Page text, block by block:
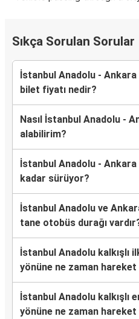
Sıkça Sorulan Sorular
İstanbul Anadolu -
bilet fiyatı nedir?
Nasıl İstanbul Anadolu -
alabilirim?
İstanbul Anadolu -
kadar sürüyor?
İstanbul Anadolu ve
tane otobüs durağı
İstanbul Anadolu kalkışlı
yönüne ne zaman
İstanbul Anadolu kalkışlı
yönüne ne zaman